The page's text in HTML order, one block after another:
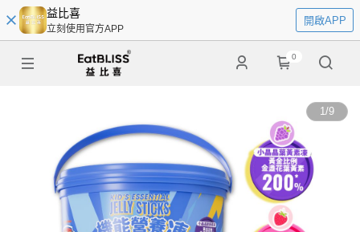
益比喜
立刻使用官方APP
開啟APP
0
1/9